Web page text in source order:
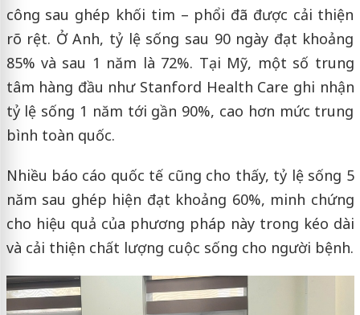
công sau ghép khối tim – phổi đã được cải thiện
rõ rệt. Ở Anh, tỷ lệ sống sau 90 ngày đạt khoảng
85% và sau 1 năm là 72%. Tại Mỹ, một số trung
tâm hàng đầu như Stanford Health Care ghi nhận
tỷ lệ sống 1 năm tới gần 90%, cao hơn mức trung
bình toàn quốc.
Nhiều báo cáo quốc tế cũng cho thấy, tỷ lệ sống 5
năm sau ghép hiện đạt khoảng 60%, minh chứng
cho hiệu quả của phương pháp này trong kéo dài
và cải thiện chất lượng cuộc sống cho người bệnh.